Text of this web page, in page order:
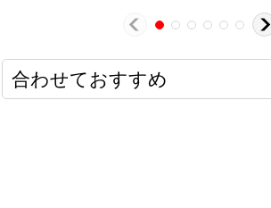
合わせておすすめ